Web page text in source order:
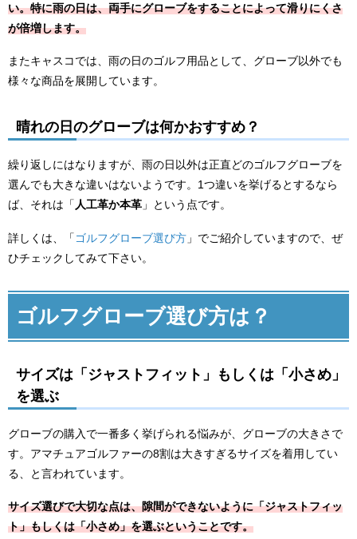
い。特に雨の日は、両手にグローブをすることによって滑りにくさ
が倍増します。
またキャスコでは、雨の日のゴルフ用品として、グローブ以外でも
様々な商品を展開しています。
晴れの日のグローブは何かおすすめ？
繰り返しにはなりますが、雨の日以外は正直どのゴルフグローブを
選んでも大きな違いはないようです。1つ違いを挙げるとするなら
ば、それは「 人工革か本革 」という点です。
詳しくは、「 ゴルフグローブ選び方 」でご紹介していますので、ぜ
ひチェックしてみて下さい。
ゴルフグローブ選び方は？
サイズは「ジャストフィット」もしくは「小さめ」
を選ぶ
グローブの購入で一番多く挙げられる悩みが、グローブの大きさで
す。アマチュアゴルファーの8割は大きすぎるサイズを着用してい
る、と言われています。
サイズ選びで大切な点は、隙間ができないように「ジャストフィッ
ト」もしくは「小さめ」を選ぶということです。